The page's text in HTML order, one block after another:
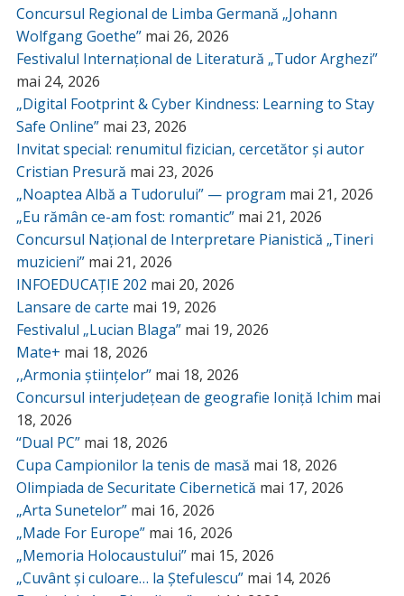
Concursul Regional de Limba Germană „Johann
Wolfgang Goethe” mai 26, 2026
Festivalul Internațional de Literatură „Tudor Arghezi”
mai 24, 2026
„Digital Footprint & Cyber Kindness: Learning to Stay
Safe Online” mai 23, 2026
Invitat special: renumitul fizician, cercetător și autor
Cristian Presură mai 23, 2026
„Noaptea Albă a Tudorului” — program mai 21, 2026
„Eu rămân ce-am fost: romantic” mai 21, 2026
Concursul Național de Interpretare Pianistică „Tineri
muzicieni” mai 21, 2026
INFOEDUCAȚIE 202 mai 20, 2026
Lansare de carte mai 19, 2026
Festivalul „Lucian Blaga” mai 19, 2026
Mate+ mai 18, 2026
,,Armonia științelor” mai 18, 2026
Concursul interjudețean de geografie Ioniță Ichim mai
18, 2026
“Dual PC” mai 18, 2026
Cupa Campionilor la tenis de masă mai 18, 2026
Olimpiada de Securitate Cibernetică mai 17, 2026
„Arta Sunetelor” mai 16, 2026
„Made For Europe” mai 16, 2026
„Memoria Holocaustului” mai 15, 2026
„Cuvânt și culoare… la Ștefulescu” mai 14, 2026